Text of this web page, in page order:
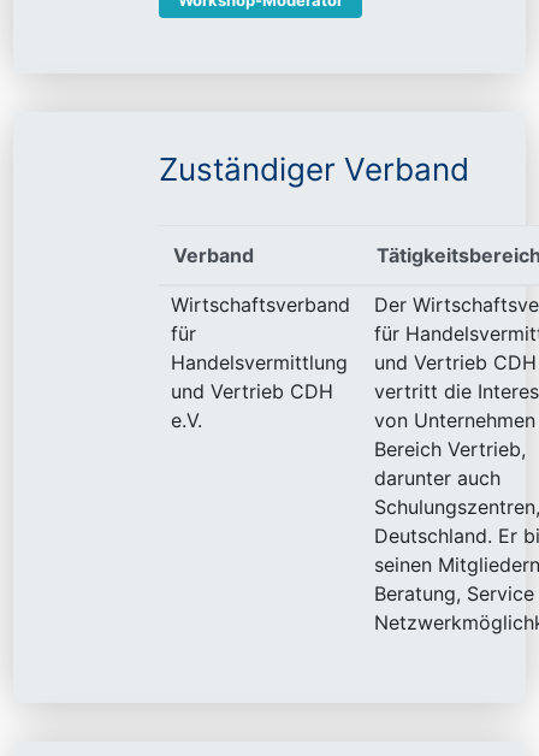
Zuständiger Verband
Verband
Wirtschaftsverband
für
Handelsvermittlung
und Vertrieb CDH
e.V.
Der
für
und Vertrieb CDH
vertritt die
von
Bereich Vertrieb,
darunter auch
Deutschland. Er
seinen Mitgliedern
Beratung,